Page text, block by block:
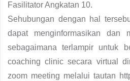
Fasilitator Angkatan 10.
Sehubungan dengan hal
dapat menginformasikan dan
sebagaimana terlampir untuk
coaching clinic secara virtual
zoom meeting melalui tautan